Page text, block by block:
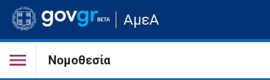
Μετάβαση
στην
σελίδα
του
ΑμεΑ
Νομοθεσία